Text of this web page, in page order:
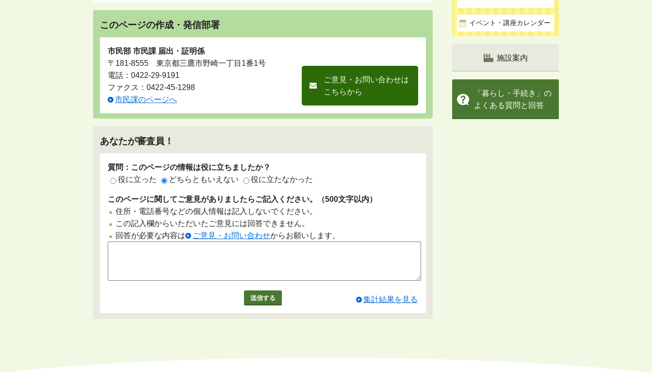
このページの作成・発信部署
市民部 市民課 届出・証明係
〒181-8555 東京都三鷹市野崎一丁目1番1号
電話： 0422-29-9191
ファクス：0422-45-1298
市民課のページへ
ご意見・お問い合わせは
こちらから
あなたが審査員！
質問：このページの情報は役に立ちましたか？
役に立った
どちらともいえない 役に立たなかった
このページに関してご意見がありましたらご記入ください。（500文字以内）
住所・電話番号などの個人情報は記入しないでください。
この記入欄からいただいたご意見には回答できません。
回答が必要な内容は
ご意見・お問い合わせからお願いします。
集計結果を見る
イベント・講座カレンダー
施設案内
「暮らし・手続き」の
よくある質問と回答